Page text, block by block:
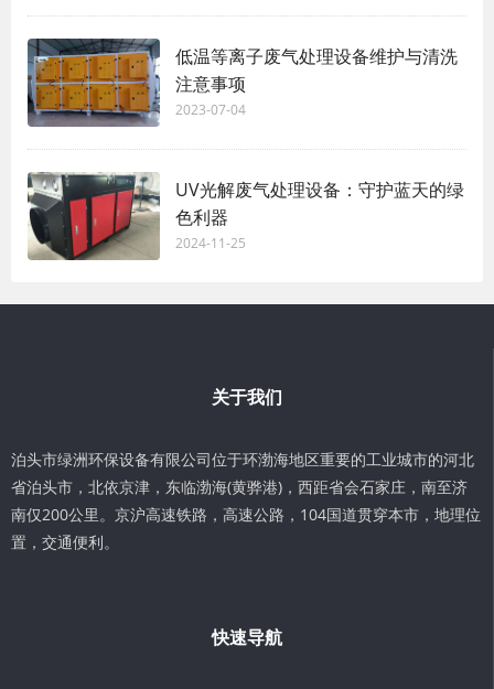
低温等离子废气处理设备维护与清洗
注意事项
2023-07-04
UV光解废气处理设备：守护蓝天的绿
色利器
2024-11-25
关于我们
泊头市绿洲环保设备有限公司位于环渤海地区重要的工业城市的河北
省泊头市，北依京津，东临渤海(黄骅港)，西距省会石家庄，南至济
南仅200公里。京沪高速铁路，高速公路，104国道贯穿本市，地理位
置，交通便利。
快速导航